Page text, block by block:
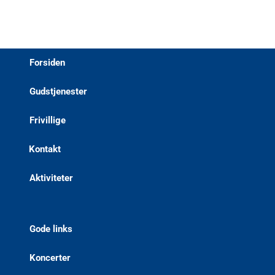
Forsiden
Gudstjenester
Frivillige
Kontakt
Aktiviteter
Gode links
Koncerter